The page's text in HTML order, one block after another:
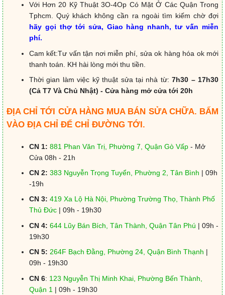
Với Hơn 20 Kỹ Thuật 3O-4Op Có Mặt Ở Các Quận Trong
Tphcm. Quý khách không cần ra ngoài tìm kiếm chờ đợi
hãy gọi thợ tới sửa, Giao hàng nhanh, tư vấn miễn
phí.
Cam kết:Tư vấn tận nơi miễn phí, sửa ok hàng hóa ok mới
thanh toán. KH hài lòng mới thu tiền.
Thời gian làm việc kỹ thuật sửa tại nhà từ: 7h30 – 17h30
(Cả T7 Và Chủ Nhật) - Cửa hàng mở cửa tới 20h
ĐỊA CHỈ TỚI CỬA HÀNG MUA BÁN SỬA CHỮA. BẤM
VÀO ĐỊA CHỈ ĐỂ CHỈ ĐƯỜNG TỚI.
CN 1: 881 Phan Văn Trị, Phường 7, Quận Gò Vấp- Mở
Cửa 08h - 21h
CN 2: 383 Nguyễn Trọng Tuyển, Phường 2, Tân Bình | 09h
-19h
CN 3: 419 Xa Lộ Hà Nội, Phường Trường Thọ, Thành Phố
Thủ Đức| 09h - 19h30
CN 4: 644 Lũy Bán Bích, Tân Thành, Quận Tân Phú | 09h -
19h30
CN 5: 264F Bạch Đằng, Phường 24, Quận Bình Thạnh |
09h - 19h30
CN 6: 123 Nguyễn Thị Minh Khai, Phường Bến Thành,
Quận 1 | 09h - 19h30